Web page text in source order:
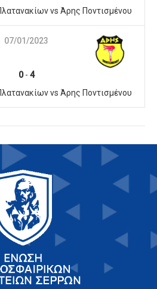
vs Άρης Ποντισμένου
07/01/2023
0- 4
vs Άρης Ποντισμένου